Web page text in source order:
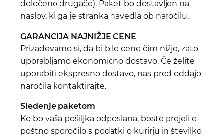
določeno drugače). Paket bo dostavljen na
naslov, ki ga je stranka navedla ob naročilu.
GARANCIJA NAJNIŽJE CENE
Prizadevamo si, da bi bile cene čim nižje, zato
uporabljamo ekonomično dostavo. Če želite
uporabiti ekspresno dostavo, nas pred oddajo
naročila kontaktirajte.
Sledenje paketom
Ko bo vaša pošiljka odposlana, boste prejeli e-
poštno sporočilo s podatki o kurirju in številko